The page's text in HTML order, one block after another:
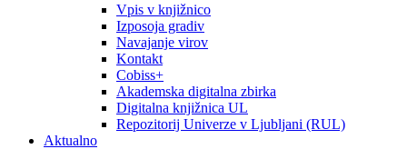
Vpis v knjižnico
Izposoja gradiv
Navajanje virov
Kontakt
Cobiss+
Akademska digitalna zbirka
Digitalna knjižnica UL
Repozitorij Univerze v Ljubljani (RUL)
Aktualno